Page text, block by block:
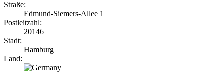
Straße:
Edmund-Siemers-Allee 1
Postleitzahl:
20146
Stadt:
Hamburg
Land: